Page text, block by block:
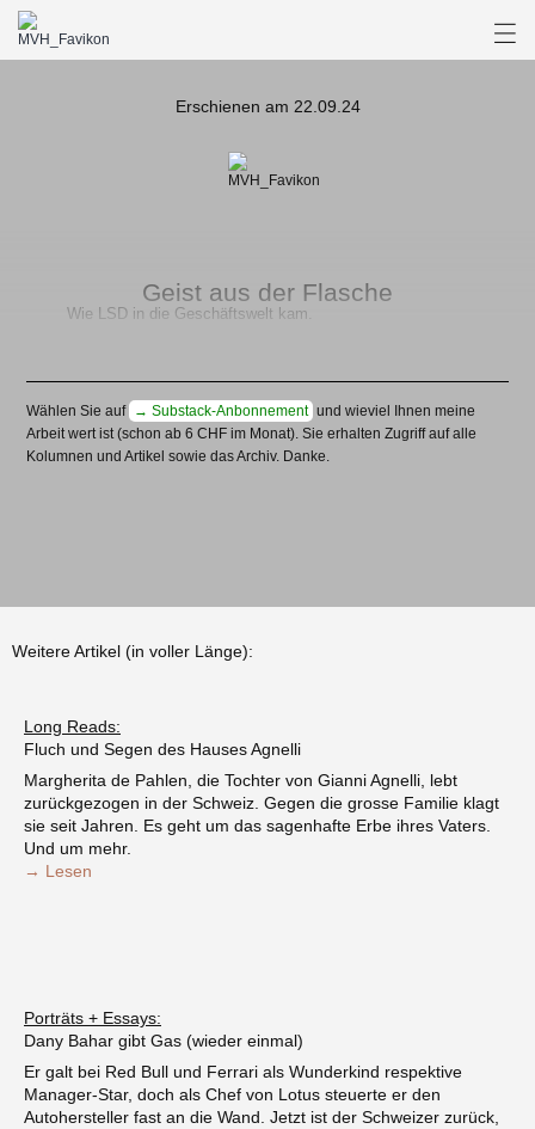
Erschienen am 22.09.24
Geist aus der Flasche
Wie LSD in die Geschäftswelt kam.
Wählen Sie auf → Substack-Anbonnement und wieviel Ihnen meine
Arbeit wert ist (schon ab 6 CHF im Monat). Sie erhalten Zugriff auf alle
Kolumnen und Artikel sowie das Archiv. Danke.
Weitere Artikel (in voller Länge):
Long Reads:
Fluch und Segen des Hauses Agnelli
Margherita de Pahlen, die Tochter von Gianni Agnelli, lebt
zurückgezogen in der Schweiz. Gegen die grosse Familie klagt
sie seit Jahren. Es geht um das sagenhafte Erbe ihres Vaters.
Und um mehr.
→ Lesen
Porträts + Essays:
Dany Bahar gibt Gas (wieder einmal)
Er galt bei Red Bull und Ferrari als Wunderkind respektive
Manager-Star, doch als Chef von Lotus steuerte er den
Autohersteller fast an die Wand. Jetzt ist der Schweizer zurück,